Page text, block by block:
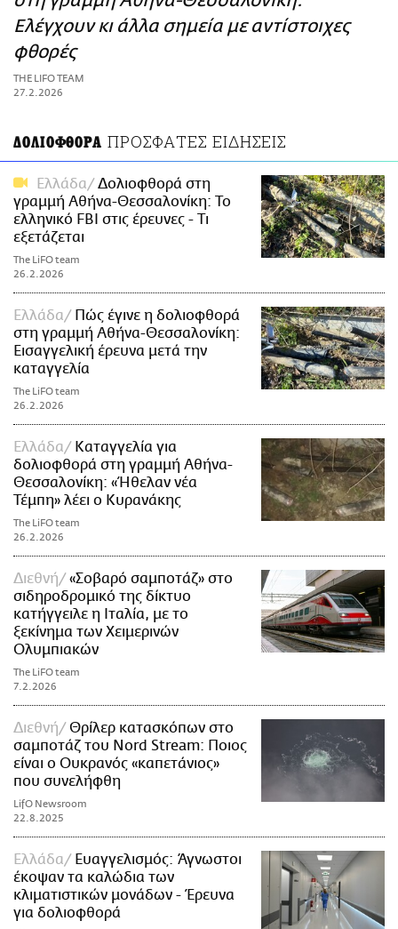
ΑΜΠΑ
PRINT
Ελέγχουν κι άλλα σημεία με αντίστοιχες
φθορές
THE LIFO TEAM
27.2.2026
ΔΟΛΙΟΦΘΟΡΑ ΠΡΟΣΦΑΤΕΣ ΕΙΔΗΣΕΙΣ
Ελλάδα
Δολιοφθορά στη
γραμμή Αθήνα-Θεσσαλονίκη: Το
ελληνικό FBI στις έρευνες - Τι
εξετάζεται
The LiFO team
26.2.2026
Ελλάδα
Πώς έγινε η δολιοφθορά
στη γραμμή Αθήνα-Θεσσαλονίκη:
Εισαγγελική έρευνα μετά την
καταγγελία
The LiFO team
26.2.2026
Ελλάδα
Καταγγελία για
δολιοφθορά στη γραμμή Αθήνα-
Θεσσαλονίκη: «Ήθελαν νέα
Τέμπη» λέει ο Κυρανάκης
The LiFO team
26.2.2026
Διεθνή
«Σοβαρό σαμποτάζ» στο
σιδηροδρομικό της δίκτυο
κατήγγειλε η Ιταλία, με το
ξεκίνημα των Χειμερινών
Ολυμπιακών
The LiFO team
7.2.2026
Διεθνή
Θρίλερ κατασκόπων στο
σαμποτάζ του Nord Stream: Ποιος
είναι ο Ουκρανός «καπετάνιος»
που συνελήφθη
LifO Newsroom
22.8.2025
Ελλάδα
Ευαγγελισμός: Άγνωστοι
έκοψαν τα καλώδια των
κλιματιστικών μονάδων - Έρευνα
για δολιοφθορά